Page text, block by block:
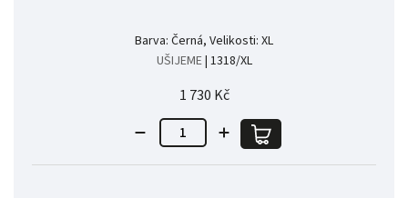
Barva: Černá, Velikosti: XL
UŠIJEME| 1318/XL
1 730 Kč